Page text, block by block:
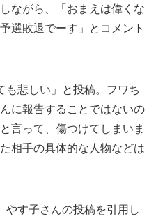
ながら、「おまえは偉くな
選敗退でーす」とコメント
悲しい」と投稿。フワち
に報告することではないの
言って、傷つけてしまいま
相手の具体的な人物などは
す子さんの投稿を引用し